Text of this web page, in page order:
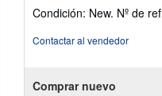
Condición: New. Nº de
Contactar al vendedor
Comprar nuevo